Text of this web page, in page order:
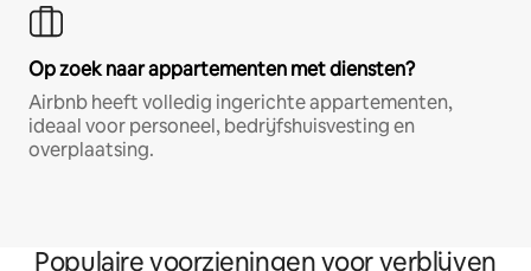
Op zoek naar appartementen met diensten?
Airbnb heeft volledig ingerichte appartementen,
ideaal voor personeel, bedrijfshuisvesting en
overplaatsing.
Populaire voorzieningen voor verblijven